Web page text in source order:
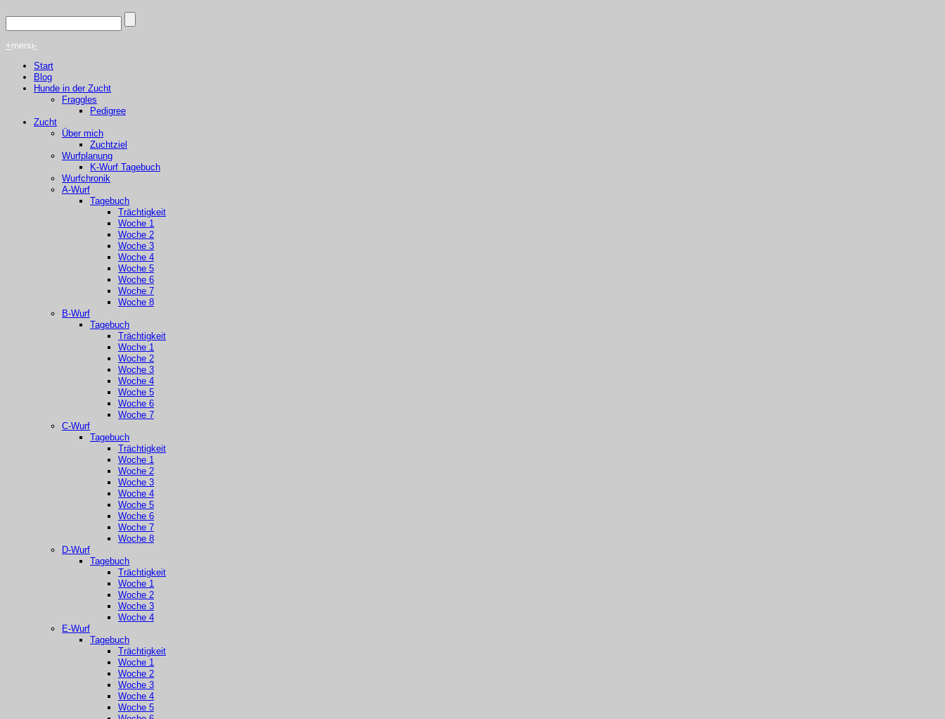
+menu-
Start
Blog
Hunde in der Zucht
Fraggles
Pedigree
Zucht
Über mich
Zuchtziel
Wurfplanung
K-Wurf Tagebuch
Wurfchronik
A-Wurf
Tagebuch
Trächtigkeit
Woche 1
Woche 2
Woche 3
Woche 4
Woche 5
Woche 6
Woche 7
Woche 8
B-Wurf
Tagebuch
Trächtigkeit
Woche 1
Woche 2
Woche 3
Woche 4
Woche 5
Woche 6
Woche 7
C-Wurf
Tagebuch
Trächtigkeit
Woche 1
Woche 2
Woche 3
Woche 4
Woche 5
Woche 6
Woche 7
Woche 8
D-Wurf
Tagebuch
Trächtigkeit
Woche 1
Woche 2
Woche 3
Woche 4
E-Wurf
Tagebuch
Trächtigkeit
Woche 1
Woche 2
Woche 3
Woche 4
Woche 5